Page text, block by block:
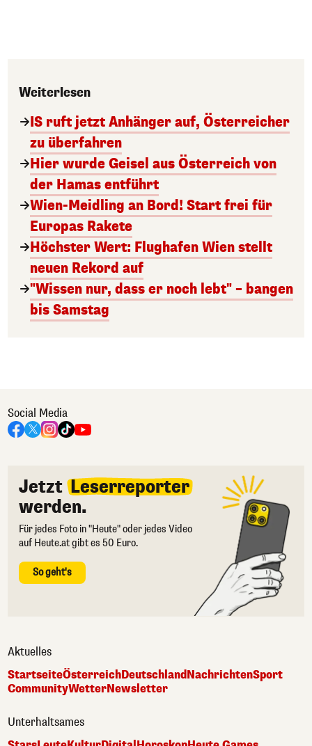
Weiterlesen
IS ruft jetzt Anhänger auf, Österreicher
zu überfahren
Hier wurde Geisel aus Österreich von
der Hamas entführt
Wien-Meidling an Bord! Start frei für
Europas Rakete
Höchster Wert: Flughafen Wien stellt
neuen Rekord auf
"Wissen nur, dass er noch lebt" – bangen
bis Samstag
Social Media
Jetzt Leserreporter
werden.
Für jedes Foto in "Heute" oder jedes Video
auf Heute.at gibt es 50 Euro.
So geht's
Aktuelles
StartseiteÖsterreichDeutschlandNachrichtenSport
CommunityWetterNewsletter
Unterhaltsames